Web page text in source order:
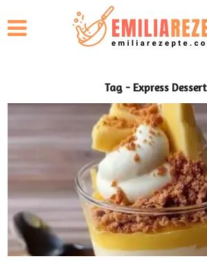
Tag - Express Dessert